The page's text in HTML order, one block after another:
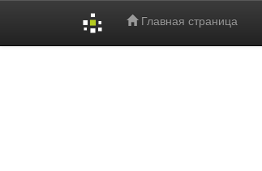
Главная страница